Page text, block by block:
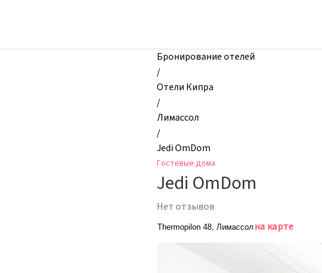
дома,
Бронирование отелей
/
Отели Кипра
/
Лимассол
/
Jedi OmDom
Гостевые дома
Jedi OmDom
Нет отзывов
Thermopilon 48, Лимассол на карте